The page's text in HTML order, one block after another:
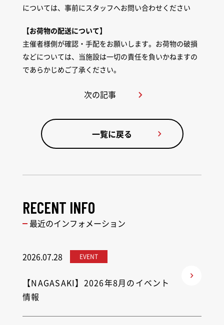
については、事前にスタッフへお問い合わせください
【お荷物の配送について】
主催者様側が確認・手配をお願いします。お荷物の破損
などについては、当施設は一切の責任を負いかねますの
であらかじめご了承ください。
RECENT INFO
最近のインフォメーション
2026.07.28 EVENT
【NAGASAKI】2026年8月のイベント
情報
次の記事
一覧に戻る